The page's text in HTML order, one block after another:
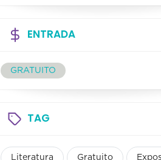
ENTRADA
GRATUITO
TAG
Literatura Gratuito